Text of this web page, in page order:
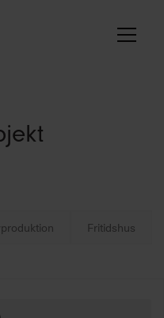
Fritidshus